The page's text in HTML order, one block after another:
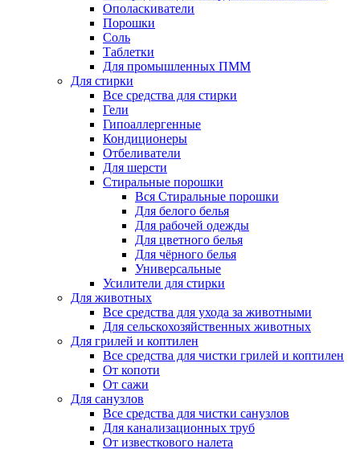
Ополаскиватели
Порошки
Соль
Таблетки
Для промышленных ПММ
Для стирки
Все средства для стирки
Гели
Гипоаллергенные
Кондиционеры
Отбеливатели
Для шерсти
Стиральные порошки
Вся Стиральные порошки
Для белого белья
Для рабочей одежды
Для цветного белья
Для чёрного белья
Универсальные
Усилители для стирки
Для животных
Все средства для ухода за животными
Для сельскохозяйственных животных
Для грилей и коптилен
Все средства для чистки грилей и коптилен
От копоти
От сажи
Для санузлов
Все средства для чистки санузлов
Для канализационных труб
От известкового налета